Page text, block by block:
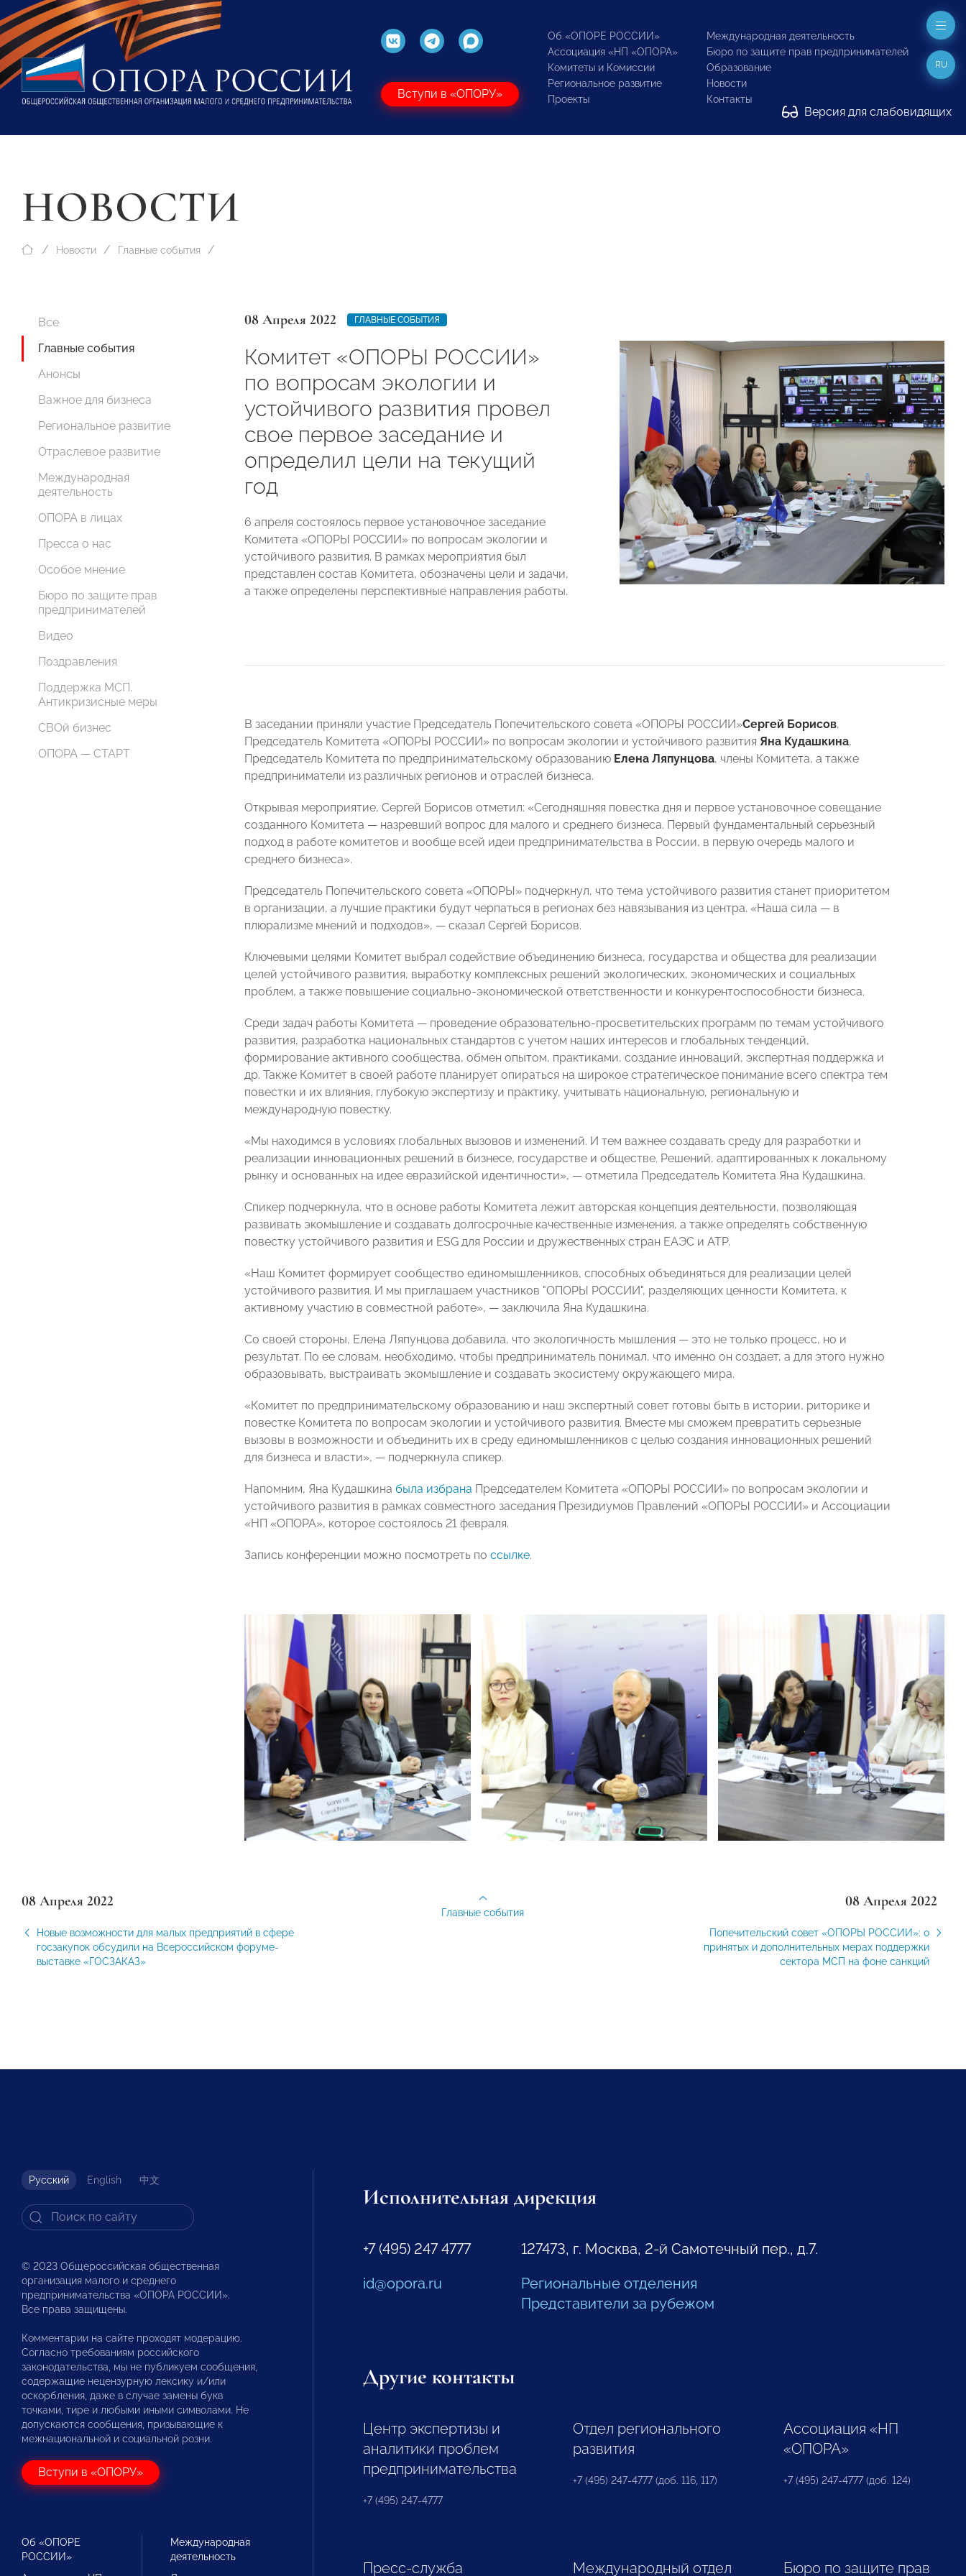
Вступи в «ОПОРУ»
Об «ОПОРЕ РОССИИ»
Ассоциация «НП «ОПОРА»
Комитеты и Комиссии
Региональное развитие
Проекты
Международная деятельность
Бюро по защите прав предпринимателей
Образование
Новости
Контакты
Версия для слабовидящих
RU
НОВОСТИ
Новости Главные события
Все
Главные события
Анонсы
Важное для бизнеса
Региональное развитие
Отраслевое развитие
Международная
деятельность
ОПОРА в лицах
Пресса о нас
Особое мнение
Бюро по защите прав
предпринимателей
Видео
Поздравления
Поддержка МСП.
Антикризисные меры
СВОй бизнес
ОПОРА — СТАРТ
08 Апреля 2022 ГЛАВНЫЕ СОБЫТИЯ
Комитет «ОПОРЫ РОССИИ»
по вопросам экологии и
устойчивого развития провел
свое первое заседание и
определил цели на текущий
год
6 апреля состоялось первое установочное заседание
Комитета «ОПОРЫ РОССИИ» по вопросам экологии и
устойчивого развития. В рамках мероприятия был
представлен состав Комитета, обозначены цели и задачи,
а также определены перспективные направления работы.
В заседании приняли участие Председатель Попечительского совета «ОПОРЫ РОССИИ»Сергей Борисов,
Председатель Комитета «ОПОРЫ РОССИИ» по вопросам экологии и устойчивого развития Яна Кудашкина,
Председатель Комитета по предпринимательскому образованию Елена Ляпунцова, члены Комитета, а также
предприниматели из различных регионов и отраслей бизнеса.
Открывая мероприятие, Сергей Борисов отметил: «Сегодняшняя повестка дня и первое установочное совещание
созданного Комитета — назревший вопрос для малого и среднего бизнеса. Первый фундаментальный серьезный
подход в работе комитетов и вообще всей идеи предпринимательства в России, в первую очередь малого и
среднего бизнеса».
Председатель Попечительского совета «ОПОРЫ» подчеркнул, что тема устойчивого развития станет приоритетом
в организации, а лучшие практики будут черпаться в регионах без навязывания из центра. «Наша сила — в
плюрализме мнений и подходов», — сказал Сергей Борисов.
Ключевыми целями Комитет выбрал содействие объединению бизнеса, государства и общества для реализации
целей устойчивого развития, выработку комплексных решений экологических, экономических и социальных
проблем, а также повышение социально-экономической ответственности и конкурентоспособности бизнеса.
Среди задач работы Комитета — проведение образовательно-просветительских программ по темам устойчивого
развития, разработка национальных стандартов с учетом наших интересов и глобальных тенденций,
формирование активного сообщества, обмен опытом, практиками, создание инноваций, экспертная поддержка и
др. Также Комитет в своей работе планирует опираться на широкое стратегическое понимание всего спектра тем
повестки и их влияния, глубокую экспертизу и практику, учитывать национальную, региональную и
международную повестку.
«Мы находимся в условиях глобальных вызовов и изменений. И тем важнее создавать среду для разработки и
реализации инновационных решений в бизнесе, государстве и обществе. Решений, адаптированных к локальному
рынку и основанных на идее евразийской идентичности», — отметила Председатель Комитета Яна Кудашкина.
Спикер подчеркнула, что в основе работы Комитета лежит авторская концепция деятельности, позволяющая
развивать экомышление и создавать долгосрочные качественные изменения, а также определять собственную
повестку устойчивого развития и ESG для России и дружественных стран ЕАЭС и АТР.
«Наш Комитет формирует сообщество единомышленников, способных объединяться для реализации целей
устойчивого развития. И мы приглашаем участников "ОПОРЫ РОССИИ", разделяющих ценности Комитета, к
активному участию в совместной работе», — заключила Яна Кудашкина.
Со своей стороны, Елена Ляпунцова добавила, что экологичность мышления — это не только процесс, но и
результат. По ее словам, необходимо, чтобы предприниматель понимал, что именно он создает, а для этого нужно
образовывать, выстраивать экомышление и создавать экосистему окружающего мира.
«Комитет по предпринимательскому образованию и наш экспертный совет готовы быть в истории, риторике и
повестке Комитета по вопросам экологии и устойчивого развития. Вместе мы сможем превратить серьезные
вызовы в возможности и объединить их в среду единомышленников с целью создания инновационных решений
для бизнеса и власти», — подчеркнула спикер.
Напомним, Яна Кудашкина была избрана Председателем Комитета «ОПОРЫ РОССИИ» по вопросам экологии и
устойчивого развития в рамках совместного заседания Президиумов Правлений «ОПОРЫ РОССИИ» и Ассоциации
«НП «ОПОРА», которое состоялось 21 февраля.
Запись конференции можно посмотреть по ссылке.
08 Апреля 2022
Новые возможности для малых предприятий в сфере
госзакупок обсудили на Всероссийском форуме-
выставке «ГОСЗАКАЗ»
08 Апреля 2022
Попечительский совет «ОПОРЫ РОССИИ»: о
принятых и дополнительных мерах поддержки
сектора МСП на фоне санкций
Главные события
Русский English 中文
© 2023 Общероссийская общественная
организация малого и среднего
предпринимательства «ОПОРА РОССИИ».
Все права защищены.
Комментарии на сайте проходят модерацию.
Согласно требованиям российского
законодательства, мы не публикуем сообщения,
содержащие нецензурную лексику и/или
оскорбления, даже в случае замены букв
точками, тире и любыми иными символами. Не
допускаются сообщения, призывающие к
межнациональной и социальной розни.
Вступи в «ОПОРУ»
Об «ОПОРЕ
РОССИИ»
Международная
деятельность
Исполнительная дирекция
+7 (495) 247 4777
id@opora.ru
127473, г. Москва, 2-й Самотечный пер., д.7.
Региональные отделения
Представители за рубежом
Другие контакты
Центр экспертизы и
аналитики проблем
предпринимательства
+7 (495) 247-4777
Отдел регионального
развития
+7 (495) 247-4777 (доб. 116, 117)
Ассоциация «НП
«ОПОРА»
+7 (495) 247-4777 (доб. 124)
Пресс-служба Международный отдел Бюро по защите прав